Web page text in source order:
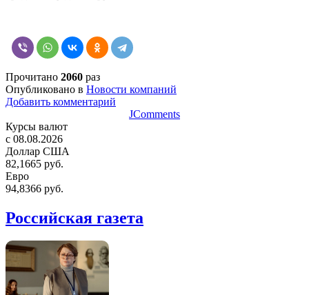
Прочитано 2060 раз
Опубликовано в Новости компаний
Добавить комментарий
JComments
Курсы валют
c 08.08.2026
Доллар США
82,1665 руб.
Евро
94,8366 руб.
Российская газета